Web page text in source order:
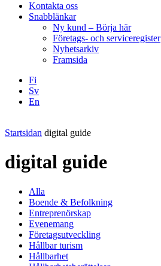
Kontakta oss
Snabblänkar
Ny kund – Börja här
Företags- och serviceregister
Nyhetsarkiv
Framsida
Fi
Sv
En
Startsidan digital guide
digital guide
Alla
Boende & Befolkning
Entreprenörskap
Evenemang
Företagsutveckling
Hållbar turism
Hållbarhet